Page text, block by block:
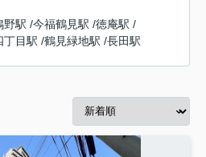
野駅 /今福鶴見駅 /徳庵駅 /
丁目駅 /鶴見緑地駅 /長田駅